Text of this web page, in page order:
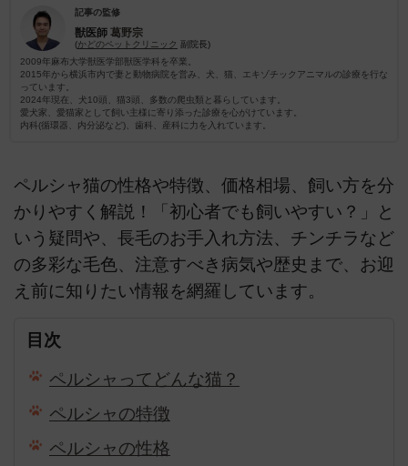
記事の監修
獣医師 葛野宗
(かどのペットクリニック 副院長)
2009年麻布大学獣医学部獣医学科を卒業。
2015年から横浜市内で妻と動物病院を営み、犬、猫、エキゾチックアニマルの診療を行な
っています。
2024年現在、犬10頭、猫3頭、多数の爬虫類と暮らしています。
愛犬家、愛猫家として飼い主様に寄り添った診療を心がけています。
内科(循環器、内分泌など)、歯科、産科に力を入れています。
ペルシャ猫の性格や特徴、価格相場、飼い方を分
かりやすく解説！「初心者でも飼いやすい？」と
いう疑問や、長毛のお手入れ方法、チンチラなど
の多彩な毛色、注意すべき病気や歴史まで、お迎
え前に知りたい情報を網羅しています。
目次
ペルシャってどんな猫？
ペルシャの特徴
ペルシャの性格